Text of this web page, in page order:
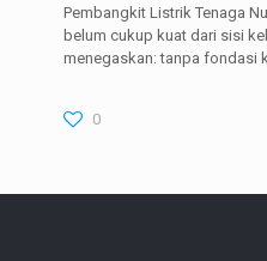
Pembangkit Listrik Tenaga
belum cukup kuat dari sisi
menegaskan: tanpa fondasi
0